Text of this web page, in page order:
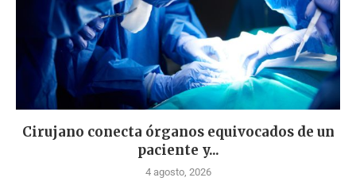
Cirujano conecta órganos equivocados de un
paciente y...
4 agosto, 2026